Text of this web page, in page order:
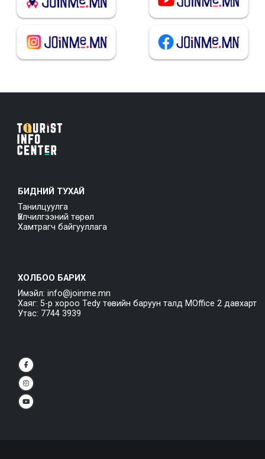
БИДНИЙ ТУХАЙ
Танилцуулга
Үйлчилгээний төрөл
Хамтрагч байгууллага
ХОЛБОО БАРИХ
Имэйл: info@joinme.mn
Хаяг: 5-р хороо Tedy төвийн баруун талд MOffice 2 давхарт
Утас: 7744 3939